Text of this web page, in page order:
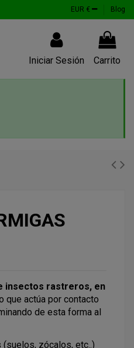
EUR € Blog
Iniciar Sesión Carrito
insectos rastreros, en
que actúa por contacto
de esta forma al
zócalos, etc..)